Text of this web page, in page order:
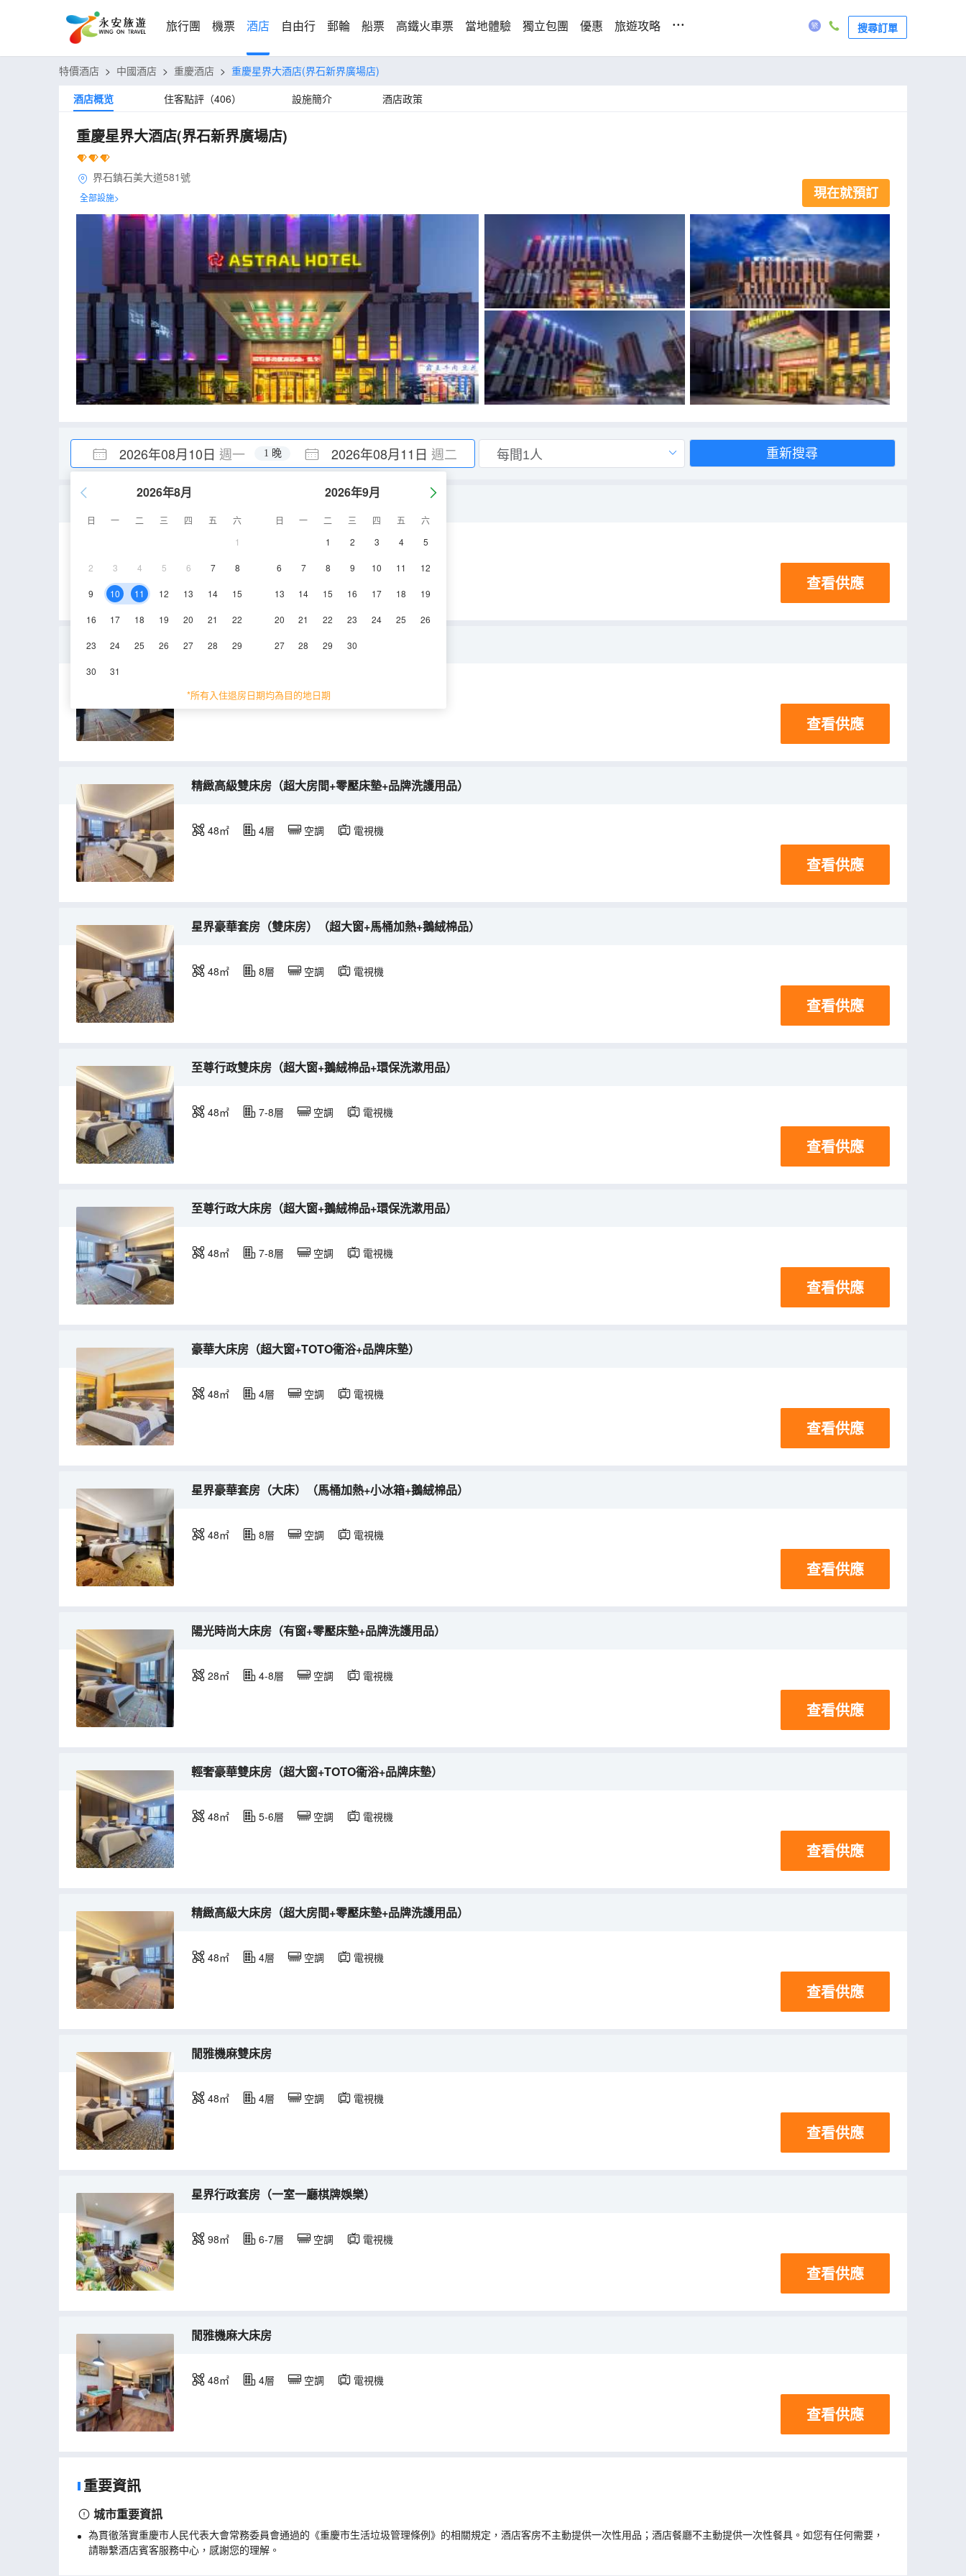
旅行團 機票 酒店 自由行 郵輪 船票 高鐵火車票 當地體驗 獨立包團 優惠 旅遊攻略 ... 搜尋訂單
特價酒店 > 中國酒店 > 重慶酒店 > 重慶星界大酒店(界石新界廣場店)
酒店概览
住客點評（406） 設施簡介 酒店政策
重慶星界大酒店(界石新界廣場店)
界石鎮石美大道581號
全部設施> 現在就預訂
2026年08月10日 週一 2026年08月11日 週二
1 晚
2026年8月
日 一 二 三 四 五
六
1
2 3 4 5 6 7 8
9 10 11 12 13 14 15
16 17 18 19 20 21 22
23 24 25 26 27 28 29
30 31
2026年9月
日 一 二 三 四 五
六
1
2 3 4 5
6 7 8 9 10 11 12
13 14 15 16 17 18 19
20 21 22 23 24 25 26
27 28 29 30
*所有入住退房日期均為目的地日期
重新搜尋
陽光時尚雙床房（有窗+零壓床墊+品牌洗護用品）
空調 電視機
查看供應
輕奢豪華大床房（超大窗+TOTO衞浴+品牌床墊）
48㎡ 5-6層 空調
查看供應
精緻高級雙床房（超大房間+零壓床墊+品牌洗護用品）
48㎡ 4層 空調 電視機
查看供應
星界豪華套房（雙床房）（超大窗+馬桶加熱+鵝絨棉品）
48㎡ 8層 空調 電視機
查看供應
至尊行政雙床房（超大窗+鵝絨棉品+環保洗漱用品）
48㎡ 7-8層 空調 電視機
查看供應
至尊行政大床房（超大窗+鵝絨棉品+環保洗漱用品）
48㎡ 7-8層 空調 電視機
查看供應
豪華大床房（超大窗+TOTO衞浴+品牌床墊）
48㎡ 4層 空調 電視機
查看供應
星界豪華套房（大床）（馬桶加熱+小冰箱+鵝絨棉品）
48㎡ 8層 空調 電視機
查看供應
陽光時尚大床房（有窗+零壓床墊+品牌洗護用品）
28㎡ 4-8層 空調 電視機
查看供應
輕奢豪華雙床房（超大窗+TOTO衞浴+品牌床墊）
48㎡ 5-6層 空調 電視機
查看供應
精緻高級大床房（超大房間+零壓床墊+品牌洗護用品）
48㎡ 4層 空調 電視機
查看供應
閒雅機麻雙床房
48㎡ 4層 空調 電視機
查看供應
星界行政套房（一室一廳棋牌娛樂）
98㎡ 6-7層 空調 電視機
查看供應
閒雅機麻大床房
48㎡ 4層 空調 電視機
查看供應
重要資訊
城市重要資訊
為貫徹落實重慶市人民代表大會常務委員會通過的《重慶市生活垃圾管理條例》的相關規定，酒店客房不主動提供一次性用品；酒店餐廳不主動提供一次性餐具。如您有任何需要，
請聯繫酒店賓客服務中心，感謝您的理解。